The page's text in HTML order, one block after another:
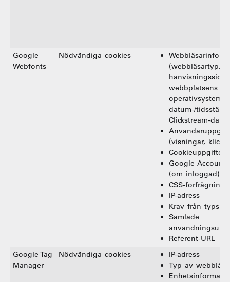
Google
Webfonts
Nödvändiga cookies
(webbläsartyp,
webbplatsens
operativsystem,
datum-/
Clickstream-data)
(visningar, klick)
Cookieuppgifter
Google
(om inloggad)
CSS-
IP-adress
Krav från
Samlade
Referent-URL
Google Tag
Manager
Nödvändiga cookies
IP-adress
Typ av